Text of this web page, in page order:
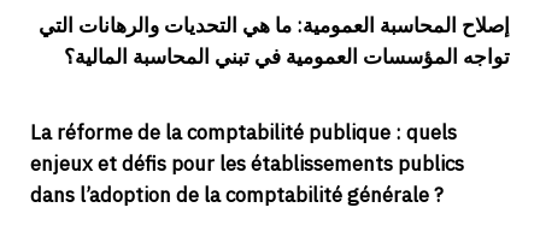
إصلاح المحاسبة العمومية: ما هي التحديات والرهانات التي
تواجه المؤسسات العمومية في تبني المحاسبة المالية؟
La réforme de la comptabilité publique : quels
enjeux et défis pour les établissements publics
dans l’adoption de la comptabilité générale ?